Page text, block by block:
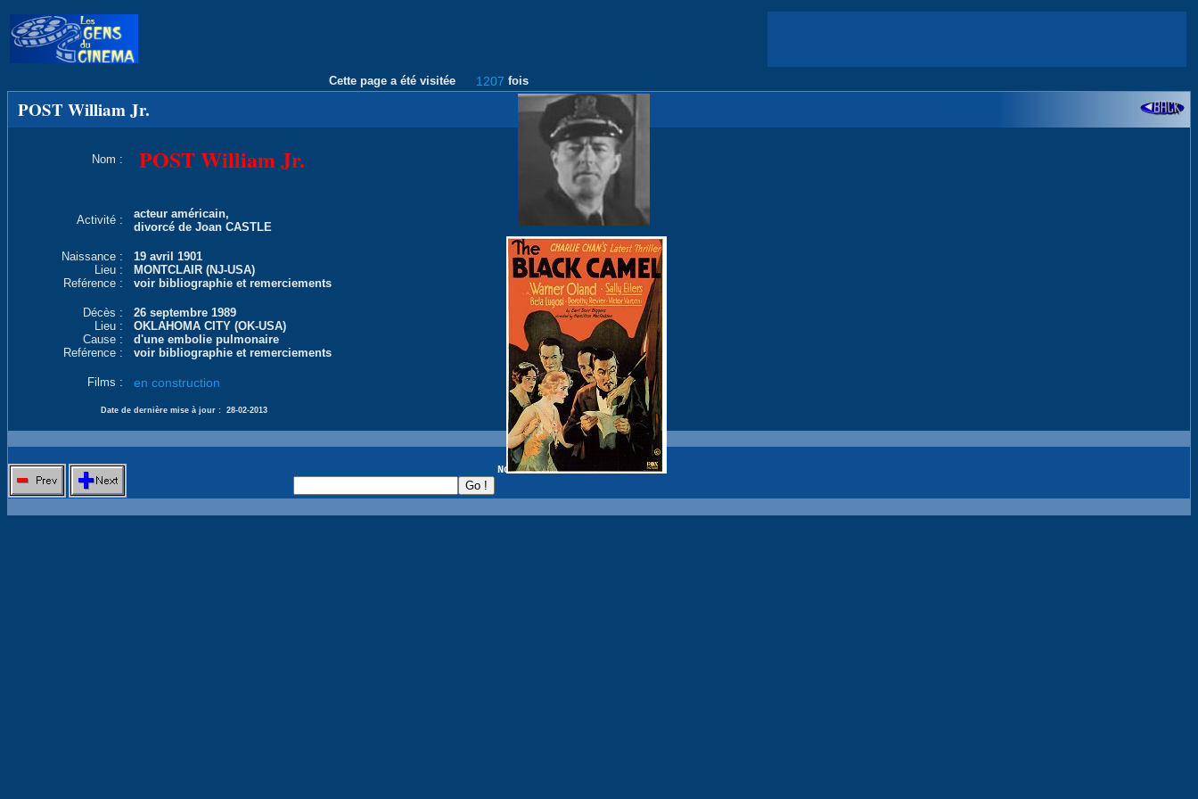
Cette page a été visitée 1207 fois
POST William Jr.
Nom : POST William Jr.
Activité :
acteur américain,
divorcé de Joan CASTLE
Naissance :
19 avril 1901
Lieu :
MONTCLAIR (NJ-USA)
Reférence :
voir bibliographie et remerciements
Décès :
26 septembre 1989
Lieu :
OKLAHOMA CITY (OK-USA)
Cause :
d'une embolie pulmonaire
Reférence :
voir bibliographie et remerciements
Films : en construction
Date de dernière mise à jour : 28-02-2013
Nouvelle recherche :